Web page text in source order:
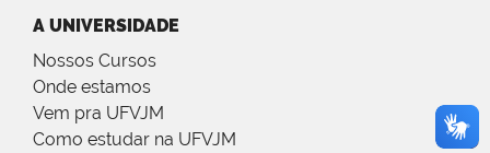
A UNIVERSIDADE
Nossos Cursos
Onde estamos
Vem pra UFVJM
Como estudar na UFVJM